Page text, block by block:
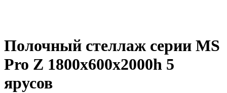
Полочный стеллаж серии MS
Pro Z 1800x600х2000h 5
ярусов